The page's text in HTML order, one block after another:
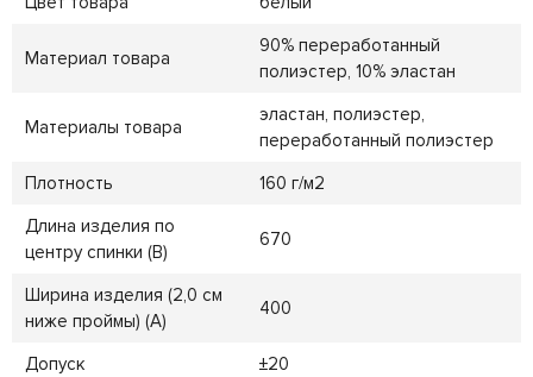
Материал товара
90% переработанный
полиэстер, 10% эластан
Материалы товара
эластан, полиэстер,
переработанный полиэстер
Плотность
160 г/м2
Длина изделия по
центру спинки (B)
670
Ширина изделия (2,0 см
ниже проймы) (A)
400
Допуск
±20